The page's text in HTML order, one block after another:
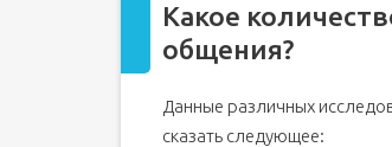
Какое
общения?
Данные различных
сказать следующее: